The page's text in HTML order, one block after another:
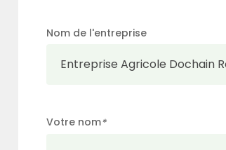
Nom de l'entreprise
Votre nom*